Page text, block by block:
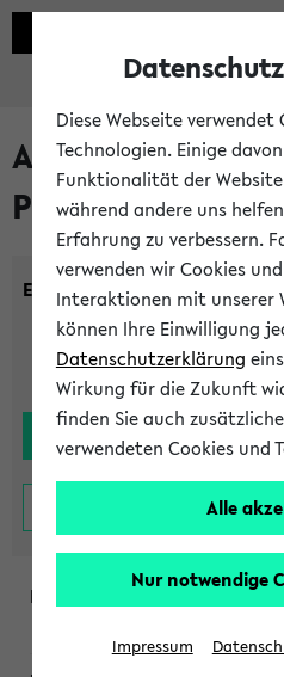
Alle noch
Prüfungen
Einrichtung:
Diese Webseite
Technologien. Einige
Funktionalität der
während andere uns
Erfahrung zu verbessern.
verwenden wir Cookies
Interaktionen mit unserer
können Ihre Einwilligung
Datenschutzerklärung
Wirkung für die Zukunft
finden Sie auch
verwendeten Cookies und
Alle
Nur notwendige
Impressum